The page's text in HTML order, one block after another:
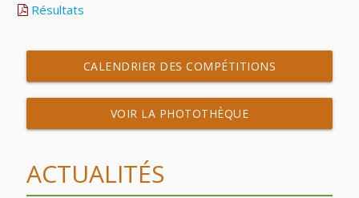
Résultats
CALENDRIER DES COMPÉTITIONS
VOIR LA PHOTOTHÈQUE
ACTUALITÉS